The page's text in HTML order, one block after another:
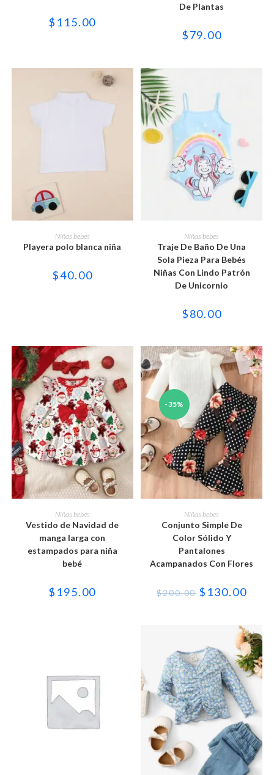
elegir
producto
$ 115.00
se
en
la
De Plantas
$79.00
SELECCIONAR OPCIONES
Este
producto
tiene
múltiples
opciones
producto
Niñas bebes
Playera polo blanca niña
$40.00
SELECCIONAR OPCIONES
producto
tiene
múltiples
variantes.
opciones
se
en
la
producto
Niñas bebes
Traje De Baño De Una
Sola Pieza Para Bebés
Niñas Con Lindo Patrón
De Unicornio
$80.00
SELECCIONAR OPCIONES
Este
producto
tiene
múltiples
variantes.
Las
opciones
se
en
la
Niñas bebes
Vestido de Navidad de
manga larga con
estampados para niña
bebé
$ 195.00
-35%
SELECCIONAR OPCIONES
Este
producto
tiene
múltiples
variantes.
opciones
se
en
la
Niñas bebes
Conjunto Simple De
Color Sólido Y
Pantalones
Acampanados Con Flores
$200.00 El
precio
$200.00.
$ 130.00El